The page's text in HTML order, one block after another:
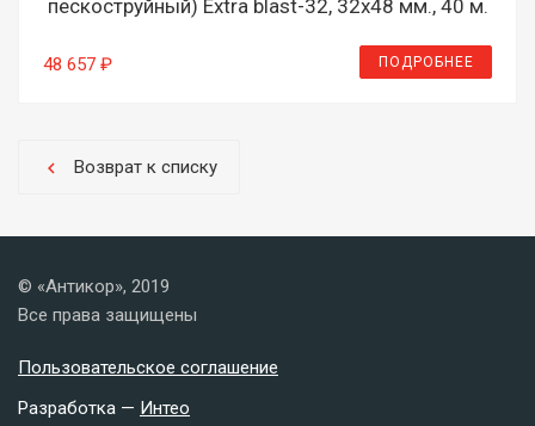
пескоструйный) Extra blast-32, 32х48 мм., 40 м.
48 657 ₽ ПОДРОБНЕЕ
chevron_left Возврат к списку
© «Антикор», 2019
Все права защищены
Пользовательское соглашение
Разработка — Интео